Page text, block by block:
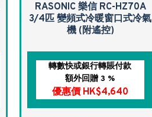
RASONIC 樂信 RC-HZ70A
3/4匹 變頻式冷暖窗口式冷氣
機 (附遙控)
轉數快或銀行轉賬付款
額外回贈 3 %
優惠價 HK$4,640